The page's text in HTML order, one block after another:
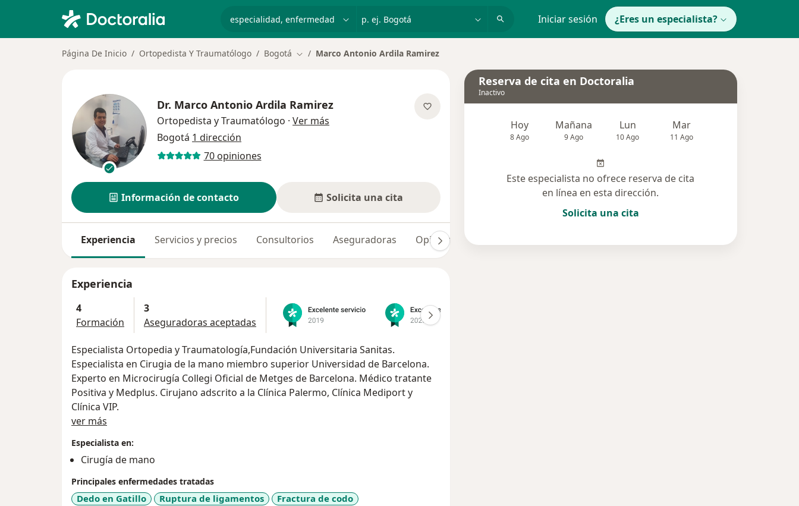
p. ej. Bogotá Iniciar sesión ¿Eres un especialista?
Página De Inicio Ortopedista Y Traumatólogo Bogotá Cambiar de ciudad
Marco Antonio Ardila Ramirez
Dr. Marco Antonio Ardila Ramirez
Ortopedista y Traumatólogo · Ver más
Bogotá 1 dirección
70 opiniones
Información de contacto Solicita una cita
Experiencia Servicios y precios Consultorios Aseguradoras Opiniones (70)
Experiencia
4
Formación
3
Aseguradoras aceptadas
Especialista Ortopedia y Traumatología,Fundación Universitaria Sanitas.
Especialista en Cirugia de la mano miembro superior Universidad de Barcelona.
Experto en Microcirugía Collegi Oficial de Metges de Barcelona. Médico tratante
Positiva y Medplus. Cirujano adscrito a la Clínica Palermo, Clínica Mediport y
Clínica VIP.
ver más
Especialista en:
Cirugía de mano
Principales enfermedades tratadas
Dedo en Gatillo Ruptura de ligamentos
Fractura de codo
Reserva de cita en Doctoralia
Inactivo
Hoy
8 Ago
Mañana
9 Ago
Lun
10 Ago
Mar
11 Ago
Este especialista no ofrece reserva de cita
en línea en esta dirección.
Solicita una cita